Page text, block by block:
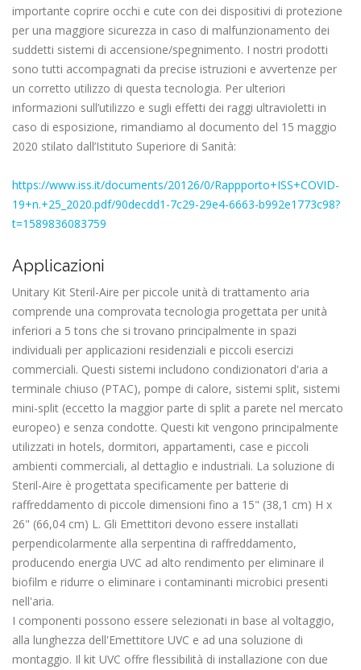
importante coprire occhi e cute con dei dispositivi di protezione
per una maggiore sicurezza in caso di malfunzionamento dei
suddetti sistemi di accensione/spegnimento. I nostri prodotti
sono tutti accompagnati da precise istruzioni e avvertenze per
un corretto utilizzo di questa tecnologia. Per ulteriori
informazioni sull’utilizzo e sugli effetti dei raggi ultravioletti in
caso di esposizione, rimandiamo al documento del 15 maggio
2020 stilato dall’Istituto Superiore di Sanità:
https://www.iss.it/documents/20126/0/Rappporto+ISS+COVID-
19+n.+25_2020.pdf/90decdd1-7c29-29e4-6663-b992e1773c98?
t=1589836083759
Applicazioni
Unitary Kit Steril-Aire per piccole unità di trattamento aria
comprende una comprovata tecnologia progettata per unità
inferiori a 5 tons che si trovano principalmente in spazi
individuali per applicazioni residenziali e piccoli esercizi
commerciali. Questi sistemi includono condizionatori d'aria a
terminale chiuso (PTAC), pompe di calore, sistemi split, sistemi
mini-split (eccetto la maggior parte di split a parete nel mercato
europeo) e senza condotte. Questi kit vengono principalmente
utilizzati in hotels, dormitori, appartamenti, case e piccoli
ambienti commerciali, al dettaglio e industriali. La soluzione di
Steril-Aire è progettata specificamente per batterie di
raffreddamento di piccole dimensioni fino a 15" (38,1 cm) H x
26" (66,04 cm) L. Gli Emettitori devono essere installati
perpendicolarmente alla serpentina di raffreddamento,
producendo energia UVC ad alto rendimento per eliminare il
biofilm e ridurre o eliminare i contaminanti microbici presenti
nell'aria.
I componenti possono essere selezionati in base al voltaggio,
alla lunghezza dell'Emettitore UVC e ad una soluzione di
montaggio. Il kit UVC offre flessibilità di installazione con due